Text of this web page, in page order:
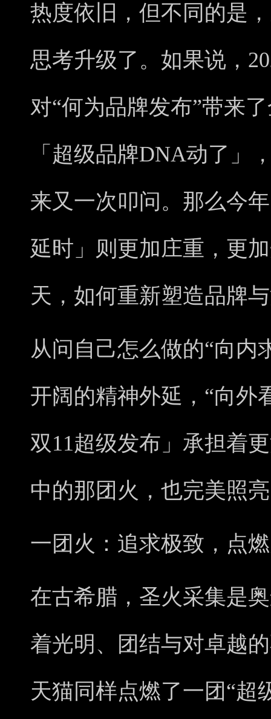
热度依旧，但不同的是
思考升级了。如果说，
对“何为品牌发布”带来
「超级品牌DNA动了」
来又一次叩问。那么今
延时」则更加庄重，更
天， 如何重新塑造品牌
从问自己怎么做的“向内
开阔的精神外延，“向外
双11超级发布」承担着
中的那团火，也完美照
一团火：追求极致，点
在古希腊，圣火采集是
着光明、团结与对卓越
天猫同样点燃了一团“